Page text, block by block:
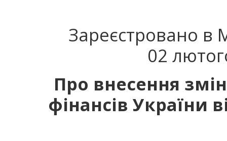
Зареєстровано в
02
Про внесення
фінансів України